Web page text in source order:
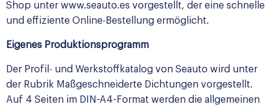
Shop unter www.seauto.es vorgestellt, der eine schnelle
und effiziente Online-Bestellung ermöglicht.
Eigenes Produktionsprogramm
Der Profil- und Werkstoffkatalog von Seauto wird unter
der Rubrik Maßgeschneiderte Dichtungen vorgestellt.
Auf 4 Seiten im DIN-A4-Format werden die allgemeinen